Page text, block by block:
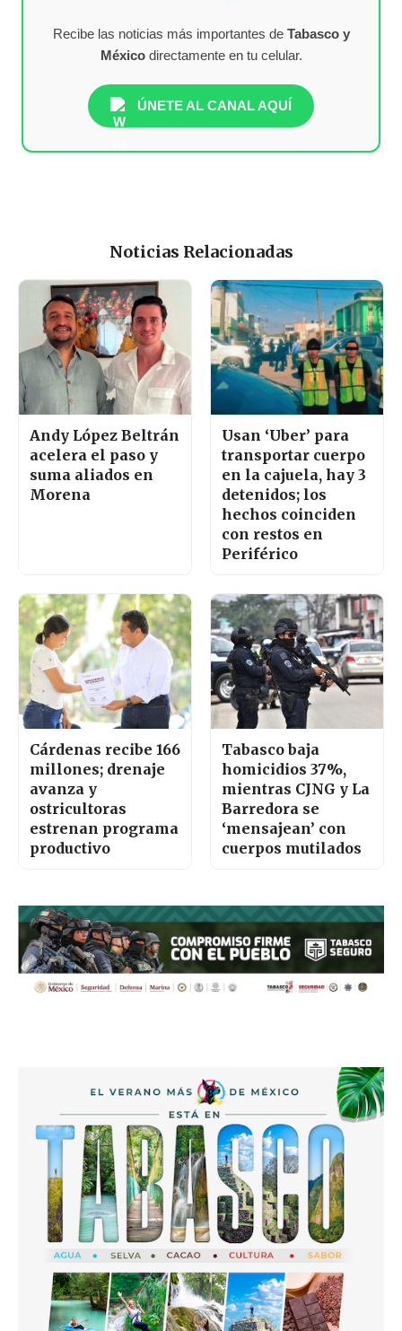
Recibe las noticias más importantes de Tabasco y
Méxicodirectamente en tu celular.
ÚNETE AL CANAL AQUÍ
Noticias Relacionadas
Andy López Beltrán
acelera el paso y
suma aliados en
Morena
Usan ‘Uber’ para
transportar cuerpo
en la cajuela, hay 3
detenidos; los
hechos coinciden
con restos en
Periférico
Cárdenas recibe 166
millones; drenaje
avanza y
ostricultoras
estrenan programa
productivo
Tabasco baja
homicidios 37%,
mientras CJNG y La
Barredora se
‘mensajean’ con
cuerpos mutilados